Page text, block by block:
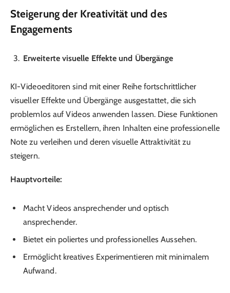
Steigerung der Kreativität und des
Engagements
Erweiterte visuelle Effekte und Übergänge
KI-Videoeditoren sind mit einer Reihe fortschrittlicher
visueller Effekte und Übergänge ausgestattet, die sich
problemlos auf Videos anwenden lassen. Diese Funktionen
ermöglichen es Erstellern, ihren Inhalten eine professionelle
Note zu verleihen und deren visuelle Attraktivität zu
steigern.
Hauptvorteile:
Macht Videos ansprechender und optisch
ansprechender.
Bietet ein poliertes und professionelles Aussehen.
Ermöglicht kreatives Experimentieren mit minimalem
Aufwand.